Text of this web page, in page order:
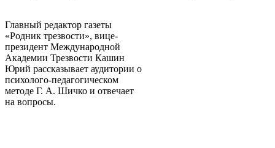
Главный редактор газеты
«Родник трезвости», вице-
президент Международной
Академии Трезвости Кашин
Юрий рассказывает аудитории о
психолого-педагогическом
методе Г. А. Шичко и отвечает
на вопросы.